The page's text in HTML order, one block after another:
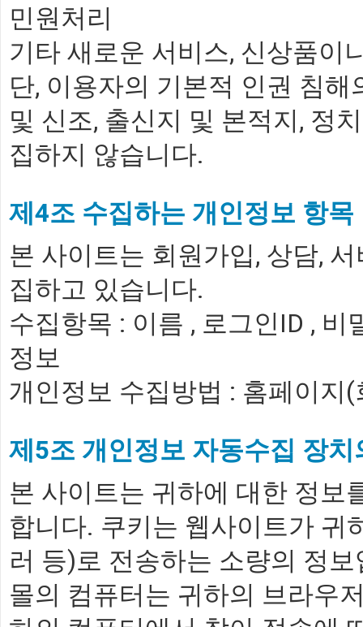
민원처리
기타 새로운 서비스, 신상품이
단, 이용자의 기본적 인권 침
및 신조, 출신지 및 본적지, 정
집하지 않습니다.
제4조 수집하는 개인정보 항목
본 사이트는 회원가입, 상담,
집하고 있습니다.
수집항목 : 이름 , 로그인ID , 비
정보
개인정보 수집방법 : 홈페이지
제5조 개인정보 자동수집 장
본 사이트는 귀하에 대한 정보
합니다. 쿠키는 웹사이트가 귀
러 등)로 전송하는 소량의 정
몰의 컴퓨터는 귀하의 브라우